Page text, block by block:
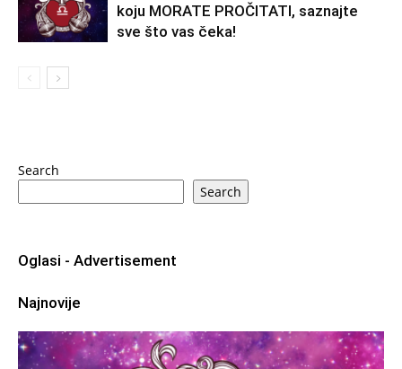
koju MORATE PROČITATI, saznajte
sve što vas čeka!
Search
Search
Oglasi - Advertisement
Najnovije